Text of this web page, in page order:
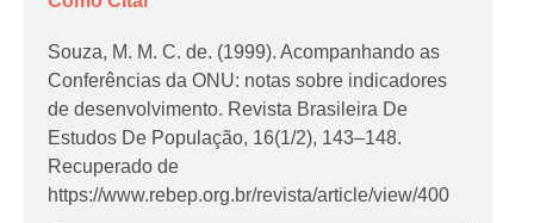
Souza, M. M. C. de. (1999). Acompanhando as
Conferências da ONU: notas sobre indicadores
de desenvolvimento. Revista Brasileira De
Estudos De População, 16(1/2), 143–148.
Recuperado de
https://www.rebep.org.br/revista/article/view/400